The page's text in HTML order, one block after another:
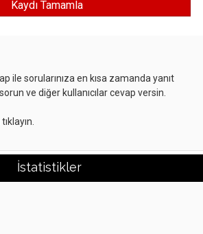
ile sorularınıza en kısa zamanda yanıt
ve diğer kullanıcılar cevap versin.
tıklayın.
İstatistikler